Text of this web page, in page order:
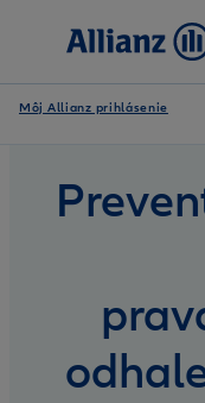
Môj Allianz prihlásenie